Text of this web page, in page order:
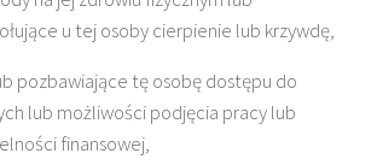
u tej osoby cierpienie lub krzywdę,
pozbawiające tę osobę dostępu do
lub możliwości podjęcia pracy lub
finansowej,